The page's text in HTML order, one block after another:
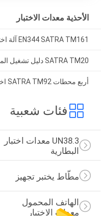
الأحذية معدات الاختبار
EN344 SATRA TM161 آلة اختبار الأحذية لمقاومة ثني نعل الحذاء
SATRA TM20 دليل تشغيل المرأة حذاء كعب تأثير اختبار آلة
أربع محطات SATRA TM92 اختبار مقاومة ثني الأحذية
فئات شعبية
UN38.3 معدات اختبار
البطارية
مطّاط يختبر تجهيز
الهاتف المحمول
معدات الاختبار